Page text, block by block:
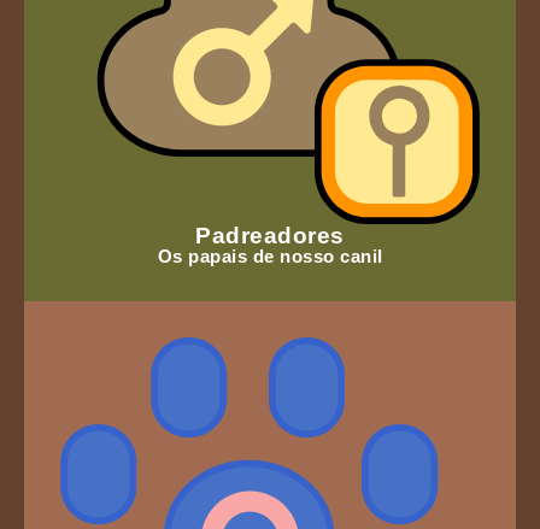
Padreadores
Os papais de nosso canil